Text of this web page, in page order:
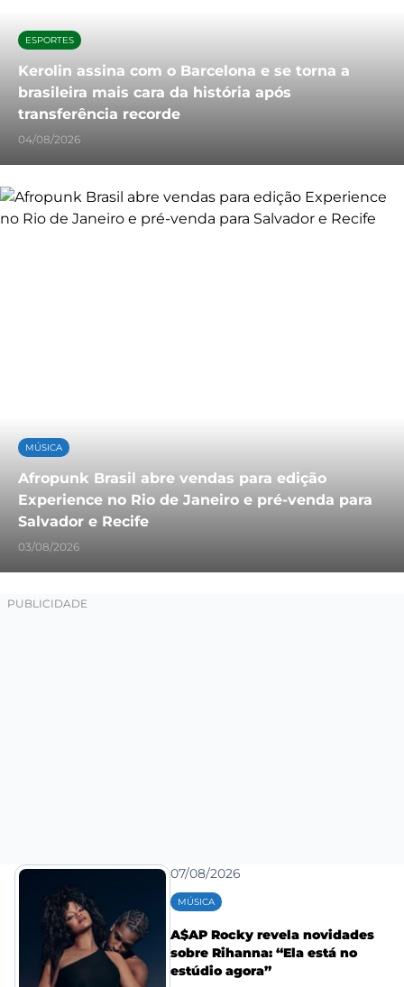
ESPORTES
Kerolin assina com o Barcelona e se torna a
brasileira mais cara da história após
transferência recorde
04/08/2026
MÚSICA
Afropunk Brasil abre vendas para edição
Experience no Rio de Janeiro e pré-venda para
Salvador e Recife
03/08/2026
07/08/2026
MÚSICA
A$AP Rocky revela novidades
sobre Rihanna: “Ela está no
estúdio agora”